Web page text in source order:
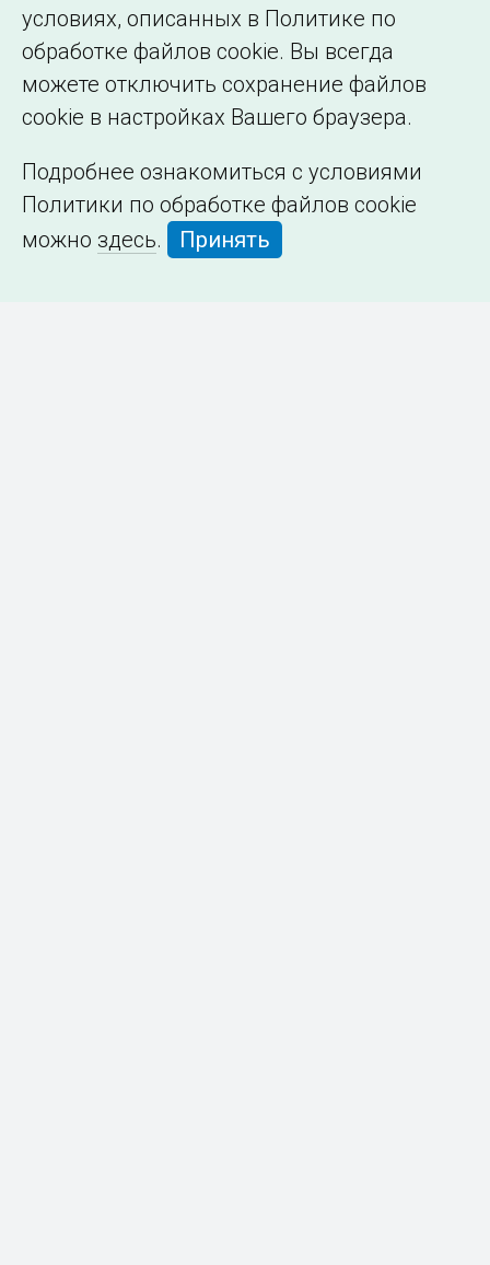
условиях, описанных в Политике по
обработке файлов cookie. Вы всегда
можете отключить сохранение файлов
cookie в настройках Вашего браузера.
Подробнее ознакомиться с условиями
Политики по обработке файлов cookie
можно здесь. Принять